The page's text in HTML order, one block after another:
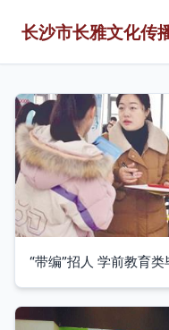
长沙市长雅文化传
“带编”招人 学前教育